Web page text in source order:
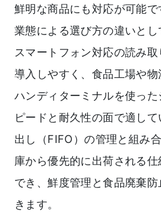
鮮明な商品にも対応が可能で
業態による選び方の違いと
スマートフォン対応の読み
導入しやすく、食品工場や物
ハンディターミナルを使った
ピードと耐久性の面で適し
出し（FIFO）の管理と組み
庫から優先的に出荷される
でき、鮮度管理と食品廃棄
きます。